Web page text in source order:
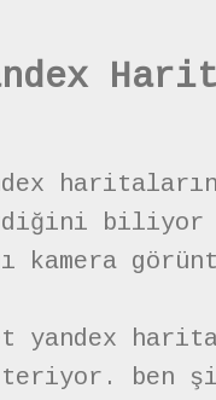
biliyor
kamera
yandex
ben